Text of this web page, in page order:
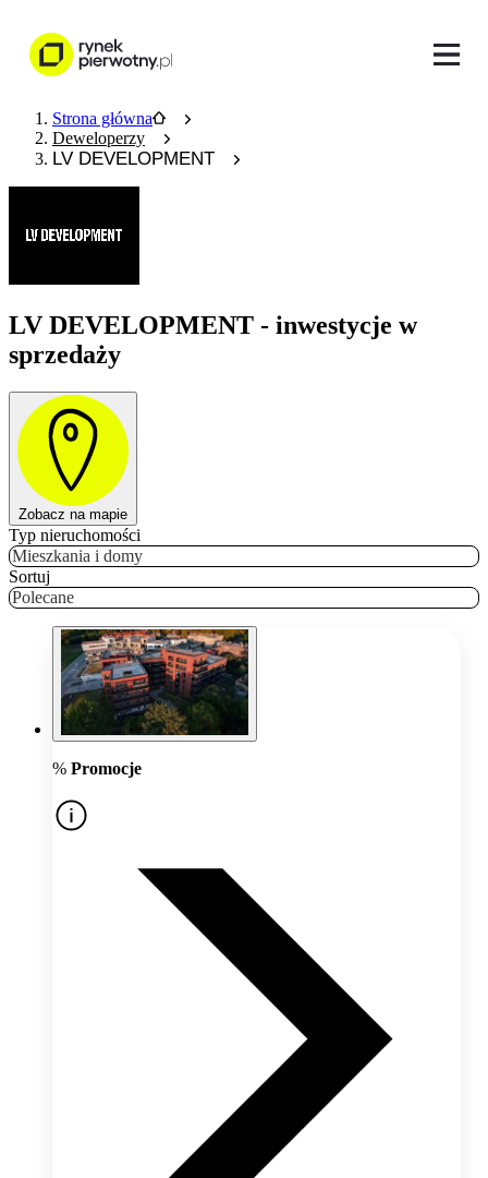
Strona główna
Deweloperzy
LV DEVELOPMENT
LV DEVELOPMENT - inwestycje w
sprzedaży
Zobacz na mapie
Typ nieruchomości
Mieszkania i domy
Sortuj
Polecane
% Promocje